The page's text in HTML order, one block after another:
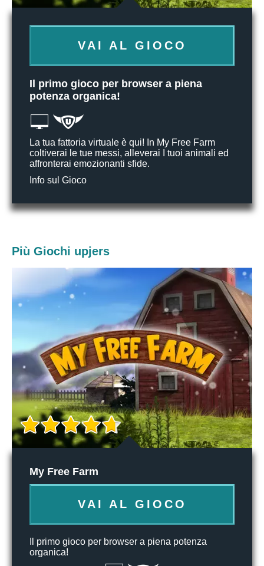
VAI AL GIOCO
Il primo gioco per browser a piena
potenza organica!
La tua fattoria virtuale è qui! In My Free Farm
coltiverai le tue messi, alleverai I tuoi animali ed
affronterai emozionanti sfide.
Info sul Gioco
Più Giochi upjers
My Free Farm
VAI AL GIOCO
Il primo gioco per browser a piena potenza
organica!